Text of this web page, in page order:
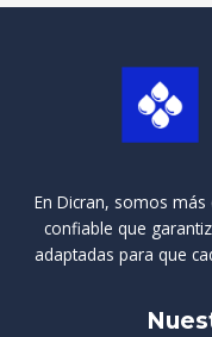
En Dicran, somos
confiable que
adaptadas para que